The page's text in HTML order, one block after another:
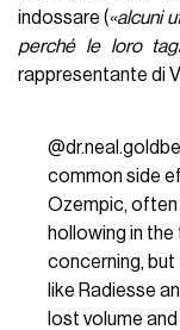
indossare («alcuni
perché le loro
rappresentante di
common side
Ozempic, often
hollowing in
concerning, but
like Radiesse
lost volume